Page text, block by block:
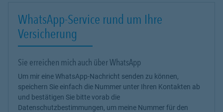
WhatsApp-Service rund um Ihre
Versicherung
Sie erreichen mich auch über WhatsApp
Um mir eine WhatsApp-Nachricht senden zu können,
speichern Sie einfach die Nummer unter Ihren Kontakten ab
und bestätigen Sie bitte vorab die
Datenschutzbestimmungen, um meine Nummer für den